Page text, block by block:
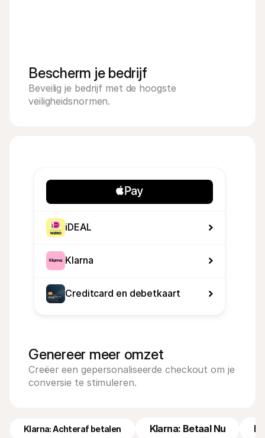
Klarna: Achteraf betalen Klarna: Betaal Nu
Bescherm je bedrijf
Beveilig je bedrijf met de hoogste
veiligheidsnormen.
iDEAL
Klarna
Creditcard en debetkaart
Genereer meer omzet
Creëer een gepersonaliseerde checkout om je
conversie te stimuleren.